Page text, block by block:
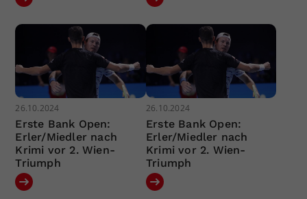
26.10.2024
Erste Bank Open:
Erler/Miedler nach
Krimi vor 2. Wien-
Triumph
26.10.2024
Erste Bank Open:
Erler/Miedler nach
Krimi vor 2. Wien-
Triumph